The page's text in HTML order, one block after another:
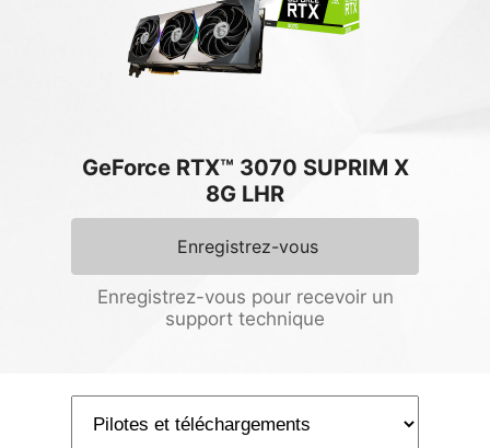
GeForce RTX™ 3070 SUPRIM X
8G LHR
Enregistrez-vous
Enregistrez-vous pour recevoir un
support technique